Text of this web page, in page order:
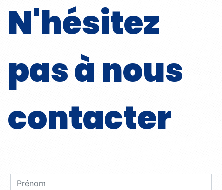
N'hésitez
pas à nous
contacter